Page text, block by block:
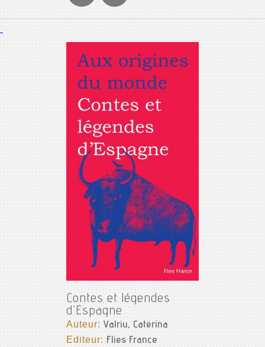
Contes et légendes
d’Espagne
Auteur:Valriu, Caterina
Editeur: Flies France